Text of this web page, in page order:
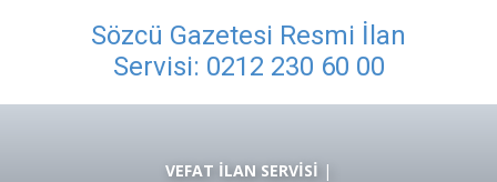
Sözcü Gazetesi Resmi İlan
Servisi: 0212 230 60 00
VEFAT İLAN SERVİSİ |